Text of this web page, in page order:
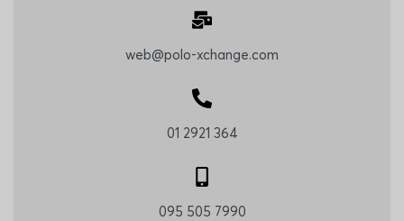
web@polo-xchange.com
01 2921 364
095 505 7990